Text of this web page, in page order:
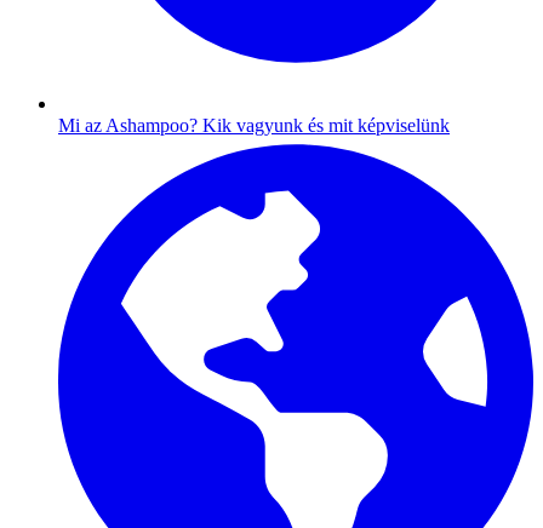
Mi az Ashampoo? Kik vagyunk és mit képviselünk